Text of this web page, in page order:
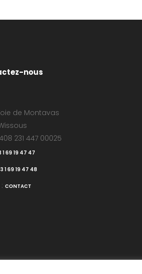
nous
de Montavas
408 231 447 00025
1 69 19 47 47
1 69 19 47 48
:CONTACT